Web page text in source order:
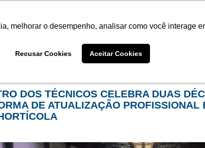
melhorar o desempenho, analisar como você interage
Recusar Cookies Aceitar Cookies
DOS TÉCNICOS CELEBRA DUAS
DE ATUALIZAÇÃO PROFISSIONAL